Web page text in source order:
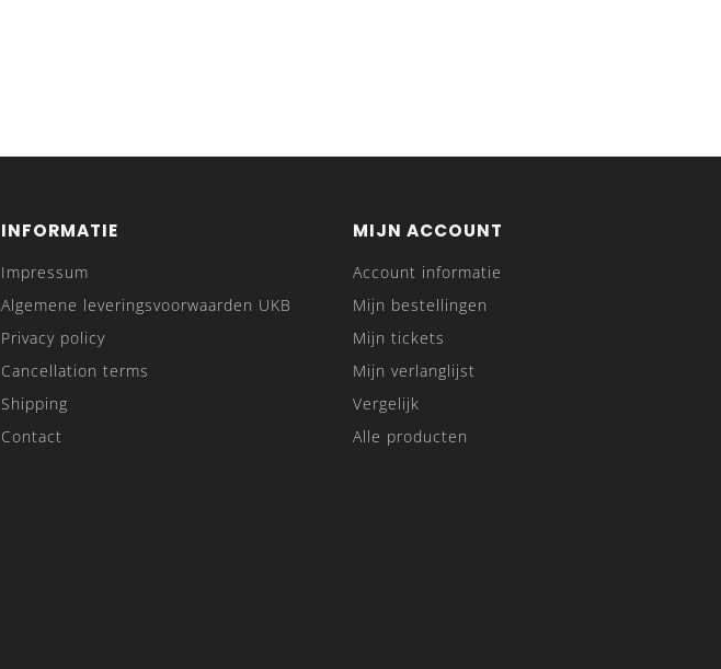
INFORMATIE
Impressum
Algemene leveringsvoorwaarden UKB
Privacy policy
Cancellation terms
Shipping
Contact
MIJN ACCOUNT
Account informatie
Mijn bestellingen
Mijn tickets
Mijn verlanglijst
Vergelijk
Alle producten